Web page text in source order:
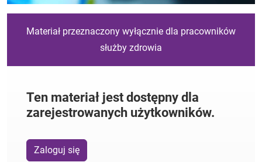
Materiał przeznaczony wyłącznie dla pracowników
służby zdrowia
Ten materiał jest dostępny dla
zarejestrowanych użytkowników.
Zaloguj się